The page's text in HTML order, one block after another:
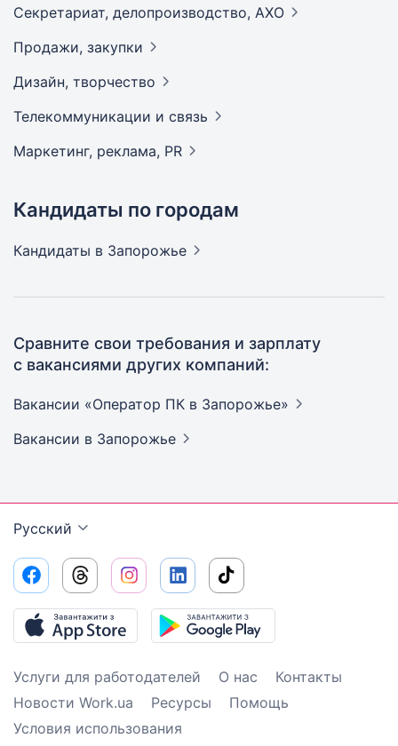
Секретариат, делопроизводство, АХО
Продажи, закупки
Дизайн, творчество
Телекоммуникации и связь
Маркетинг, реклама, PR
Кандидаты по городам
Кандидаты в Запорожье
Сравните свои требования и зарплату
с вакансиями других компаний:
Вакансии «Оператор ПК в Запорожье»
Вакансии в Запорожье
Русский
Услуги для работодателей О нас
Контакты
Новости Work.ua
Ресурсы
Помощь
Условия использования